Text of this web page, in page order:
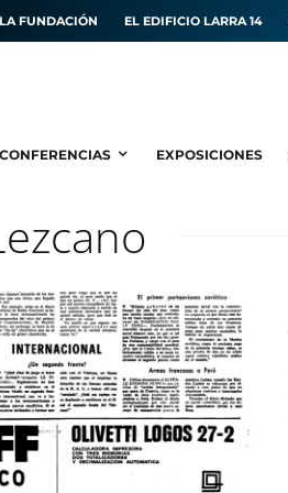
LA FUNDACIÓN EL EDIFICIO LARRA 14
CONFERENCIAS EXPOSICIONES